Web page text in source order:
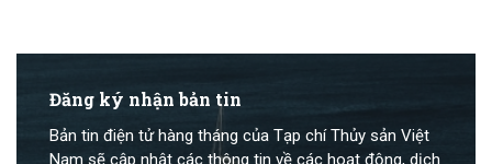
Đăng ký nhận bản tin
Bản tin điện tử hàng tháng của Tạp chí Thủy sản Việt
Nam sẽ cập nhật các thông tin về các hoạt động, dịch